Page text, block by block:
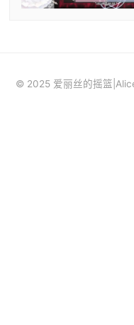
© 2025 爱丽丝的摇篮